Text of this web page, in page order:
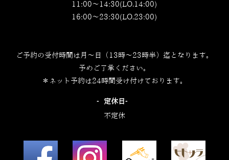
11:00～14:30(LO.14:00)
16:00～23:30(LO.23:00)
ご予約の受付時間は月～日（13時～23時半）迄となります。
予めご了承ください。
＊ネット予約は24時間受け付けております。
‐定休日‐
不定休